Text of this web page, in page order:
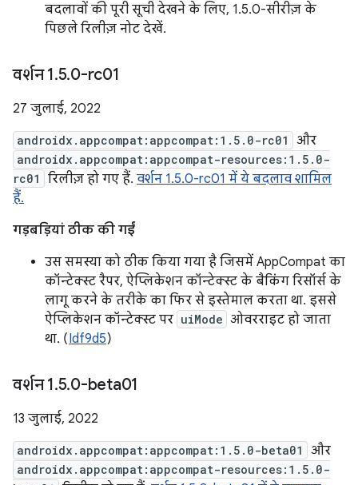
बदलावों की पूरी सूची देखने के लिए, 1.5.0-सीरीज़ के
पिछले रिलीज़ नोट देखें.
वर्शन 1.5.0-rc01
27 जुलाई, 2022
androidx.appcompat:appcompat:1.5.0-rc01 और
androidx.appcompat:appcompat-resources:1.5.0-
rc01
रिलीज़ हो गए हैं. वर्शन 1.5.0-rc01 में ये बदलाव शामिल
हैं.
गड़बड़ियां ठीक की गईं
उस समस्या को ठीक किया गया है जिसमें AppCompat का
कॉन्टेक्स्ट रैपर, ऐप्लिकेशन कॉन्टेक्स्ट के बैकिंग रिसॉर्स के
लागू करने के तरीके का फिर से इस्तेमाल करता था. इससे
ऐप्लिकेशन कॉन्टेक्स्ट पर uiMode ओवरराइट हो जाता
था. (Idf9d5)
वर्शन 1.5.0-beta01
13 जुलाई, 2022
androidx.appcompat:appcompat:1.5.0-beta01 और
androidx.appcompat:appcompat-resources:1.5.0-